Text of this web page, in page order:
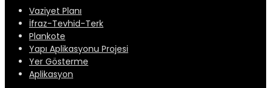
Vaziyet Planı
İfraz-Tevhid-Terk
Plankote
Yapı Aplikasyonu Projesi
Yer Gösterme
Aplikasyon